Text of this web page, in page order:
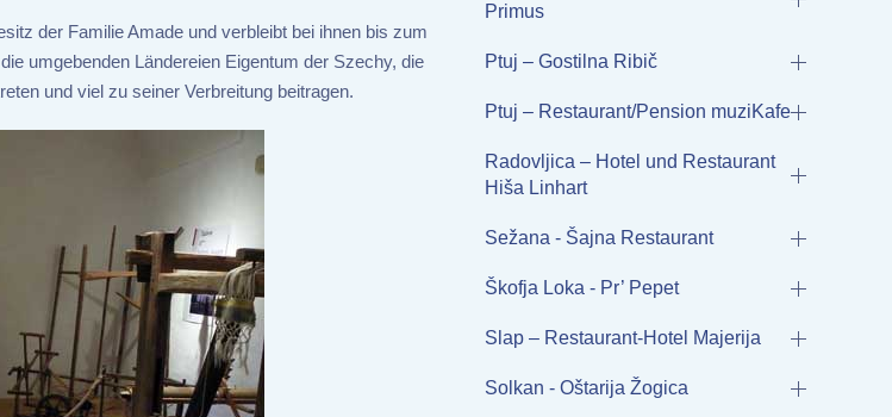
der Familie Amade und verbleibt bei ihnen bis zum
umgebenden Ländereien Eigentum der Szechy, die
und viel zu seiner Verbreitung beitragen.
Primus
Ptuj – Gostilna Ribič
Ptuj – Restaurant/Pension muziKafe
Radovljica – Hotel und Restaurant
Hiša Linhart
Sežana - Šajna Restaurant
Škofja Loka - Pr’ Pepet
Slap – Restaurant-Hotel Majerija
Solkan - Oštarija Žogica